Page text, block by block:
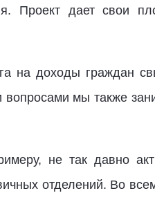
Проект дает свои
на доходы граждан
мы также
не так давно
отделений. Во